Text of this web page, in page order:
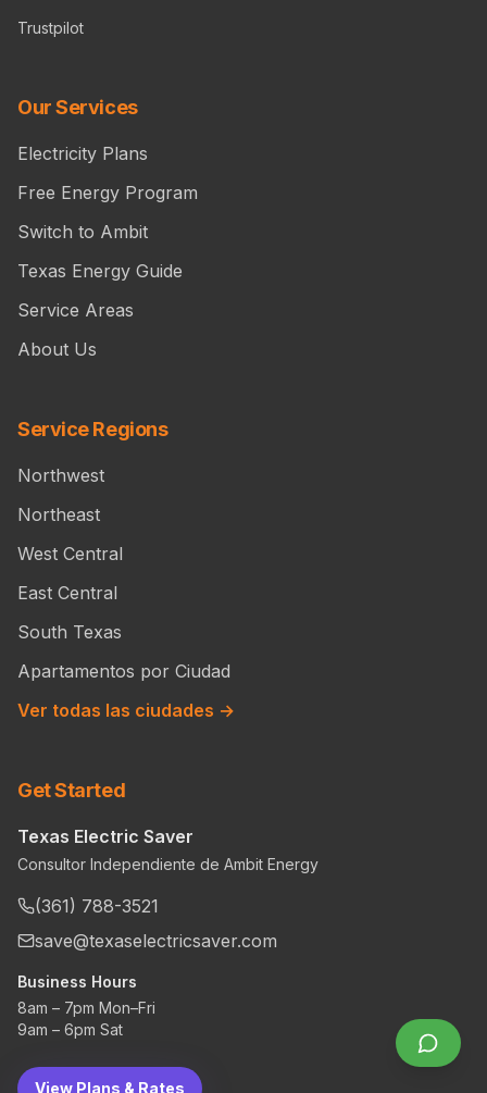
Trustpilot
Our Services
Electricity Plans
Free Energy Program
Switch to Ambit
Texas Energy Guide
Service Areas
About Us
Service Regions
Northwest
Northeast
West Central
East Central
South Texas
Apartamentos por Ciudad
Ver todas las ciudades →
Get Started
Texas Electric Saver
Consultor Independiente de Ambit Energy
(361) 788-3521
save@texaselectricsaver.com
Business Hours
8am – 7pm Mon–Fri
9am – 6pm Sat
View Plans & Rates